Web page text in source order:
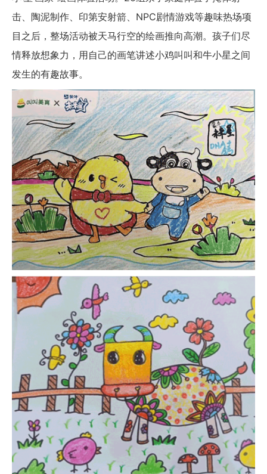
击、陶泥制作、印第安射箭、NPC剧情游戏等趣味热场项
目之后，整场活动被天马行空的绘画推向高潮。孩子们尽
情释放想象力，用自己的画笔讲述小鸡叫叫和牛小星之间
发生的有趣故事。